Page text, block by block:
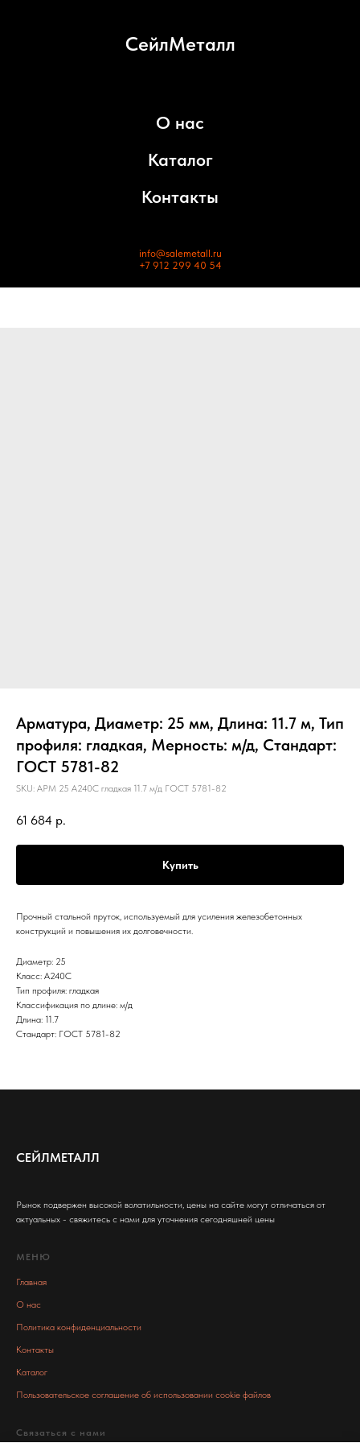
СейлМеталл
О нас
Каталог
Контакты
info@salemetall.ru
+7 912 299 40 54
Арматура, Диаметр: 25 мм, Длина: 11.7 м, Тип
профиля: гладкая, Мерность: м/д, Стандарт:
ГОСТ 5781-82
SKU: АРМ 25 А240С гладкая 11.7 м/д ГОСТ 5781-82
61 684 р.
Купить
Прочный стальной пруток, используемый для усиления железобетонных
конструкций и повышения их долговечности.
Диаметр: 25
Класс: А240С
Тип профиля: гладкая
Классификация по длине: м/д
Длина: 11.7
Стандарт: ГОСТ 5781-82
СЕЙЛМЕТАЛЛ
Рынок подвержен высокой волатильности, цены на сайте могут отличаться от
актуальных - свяжитесь с нами для уточнения сегодняшней цены
МЕНЮ
Главная
О нас
Политика конфиденциальности
Контакты
Каталог
Пользовательское соглашение об использовании cookie файлов
Связаться с нами